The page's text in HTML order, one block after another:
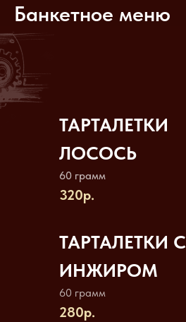
Банкетное меню
ТАРТАЛЕТКИ
ЛОСОСЬ
60 грамм
320р.
ТАРТАЛЕТКИ С
ИНЖИРОМ
60 грамм
280р.